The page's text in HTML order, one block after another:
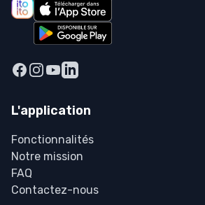
Dans un grand saladier, mélange
carotte et la moitié des herbes
sauce et mélange énergiquement
c'est encore mieux pour "masser"
l'imprégner des saveurs). 🍽️ 𝗟𝗲 𝗗𝗿𝗲𝘀𝘀𝗮𝗴𝗲
crevettes grillées encore tièdes
coriandre et les cacahuètes
gourmand. 𝗟𝗲 𝗽𝗲𝘁𝗶𝘁 𝗽𝗹𝘂𝘀 : 𝗦𝗶 𝘁𝘂 𝘃𝗲𝘂𝘅 𝗲𝗻 𝗳𝗮𝗶𝗿𝗲
𝘂𝗻 𝗽𝗹𝗮𝘁 𝗰𝗼𝗺𝗽𝗹𝗲𝘁 𝗽𝗼𝘂𝗿 𝗹𝗲
𝗮𝗷𝗼𝘂𝘁𝗲𝗿 𝗾𝘂𝗲𝗹𝗾𝘂𝗲𝘀 𝘃𝗲𝗿𝗺𝗶𝗰𝗲𝗹𝗹𝗲𝘀
L'application
Fonctionnalités
Notre mission
FAQ
Contactez-nous